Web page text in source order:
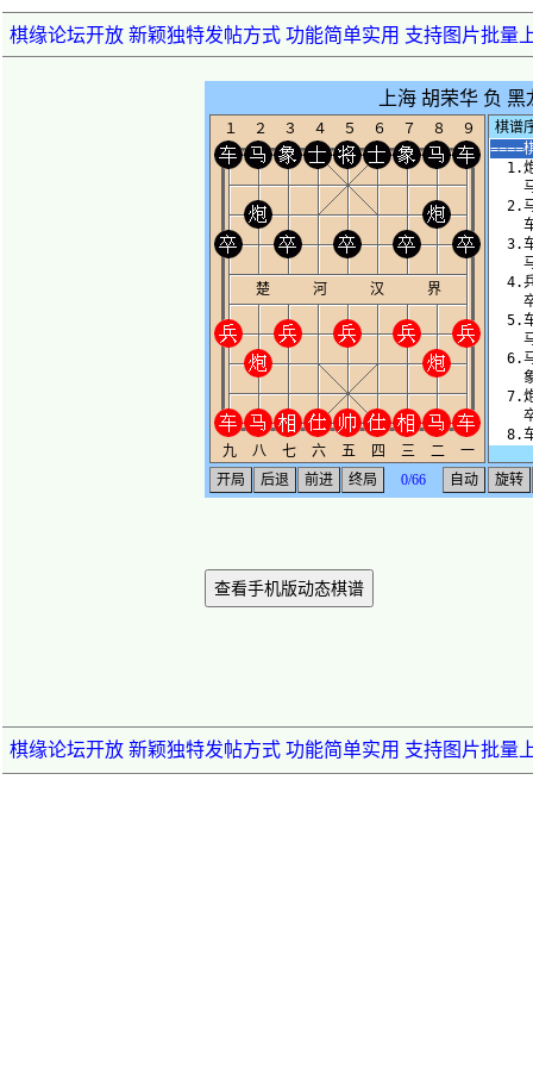
棋缘论坛开放 新颖独特发帖方式 功能简单实用 支持图片批量
查看手机版动态棋谱
棋缘论坛开放 新颖独特发帖方式 功能简单实用 支持图片批量